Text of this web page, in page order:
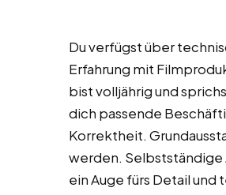
Du verfügst über
Erfahrung mit
bist volljährig und
dich passende
Korrektheit.
werden. Selbstständige
ein Auge fürs Detail